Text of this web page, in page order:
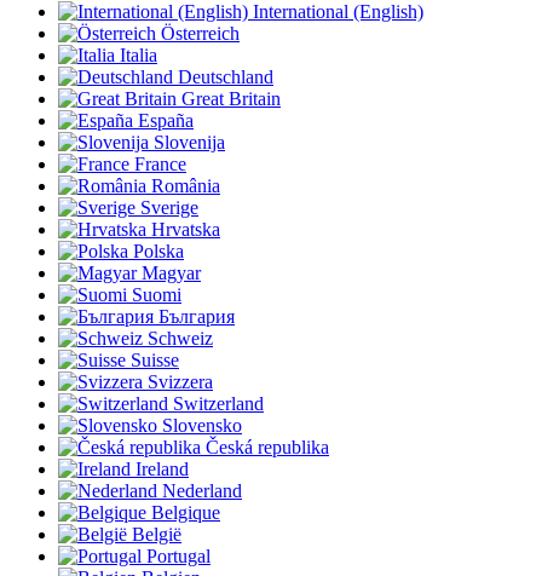
International (English)
Österreich
Italia
Deutschland
Great Britain
España
Slovenija
France
România
Sverige
Hrvatska
Polska
Magyar
Suomi
България
Schweiz
Suisse
Svizzera
Switzerland
Slovensko
Česká republika
Ireland
Nederland
Belgique
België
Portugal